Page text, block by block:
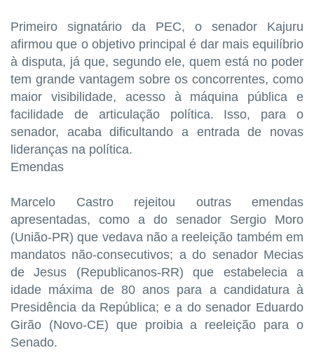
Primeiro signatário da PEC, o senador Kajuru
afirmou que o objetivo principal é dar mais equilíbrio
à disputa, já que, segundo ele, quem está no poder
tem grande vantagem sobre os concorrentes, como
maior visibilidade, acesso à máquina pública e
facilidade de articulação política. Isso, para o
senador, acaba dificultando a entrada de novas
lideranças na política.
Emendas
Marcelo Castro rejeitou outras emendas
apresentadas, como a do senador Sergio Moro
(União-PR) que vedava não a reeleição também em
mandatos não-consecutivos; a do senador Mecias
de Jesus (Republicanos-RR) que estabelecia a
idade máxima de 80 anos para a candidatura à
Presidência da República; e a do senador Eduardo
Girão (Novo-CE) que proibia a reeleição para o
Senado.